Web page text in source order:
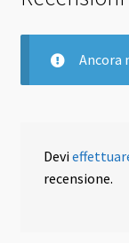
Ancora
Devi
recensione.